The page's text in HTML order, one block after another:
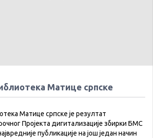
Матице српске
Матице српске је резултат
Пројекта дигитализације збирки БМС
публикације на још један начин